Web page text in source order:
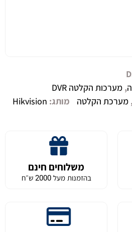
, מערכות הקלטה DVR
מערכת הקלטה מותג: Hikvision
משלוחים חינם
בהזמנות מעל 2000 ש״ח